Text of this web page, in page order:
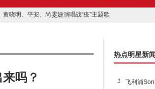
黄晓明、平安、尚雯婕演唱战“疫”主题歌
吗？
热点明星新闻
1 飞利浦